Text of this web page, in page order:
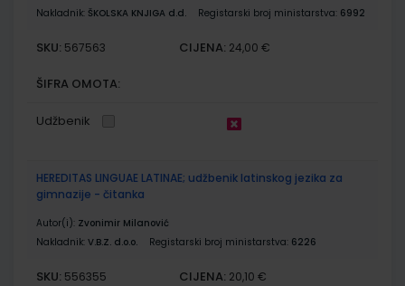
Nakladnik: ŠKOLSKA KNJIGA d.d. Registarski broj ministarstva: 6992
SKU: 567563 CIJENA: 24,00 €
ŠIFRA OMOTA:
Udžbenik
HEREDITAS LINGUAE LATINAE; udžbenik latinskog jezika za
gimnazije - čitanka
Autor(i): Zvonimir Milanović
Nakladnik: V.B.Z. d.o.o. Registarski broj ministarstva: 6226
SKU: 556355 CIJENA: 20,10 €